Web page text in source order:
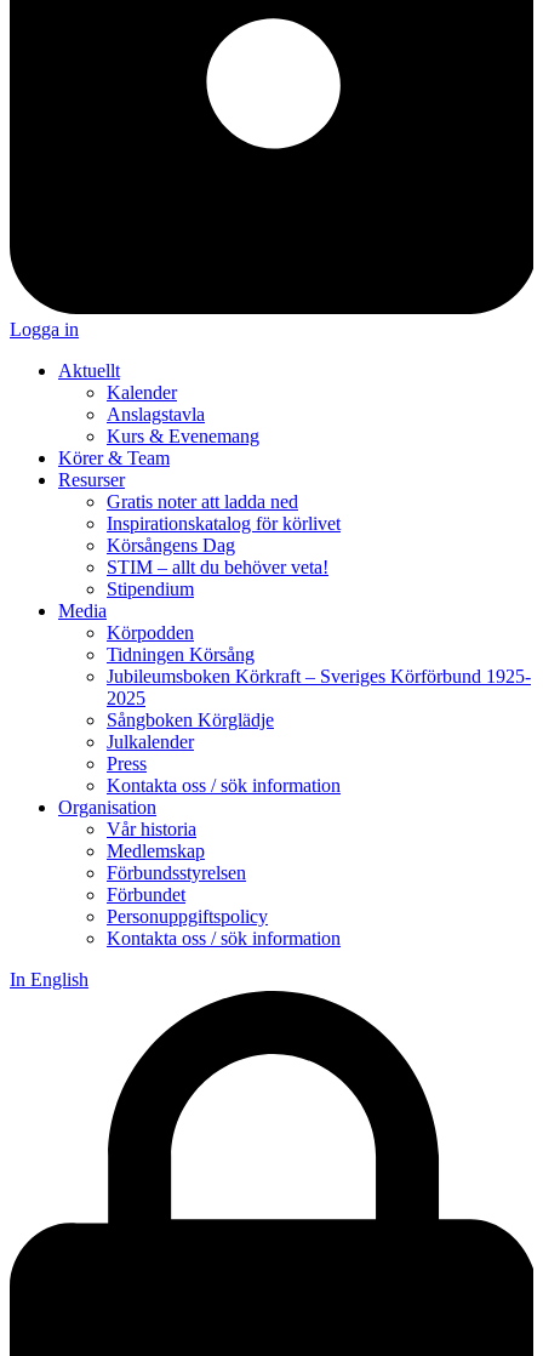
Logga in
Aktuellt
Kalender
Anslagstavla
Kurs & Evenemang
Körer & Team
Resurser
Gratis noter att ladda ned
Inspirationskatalog för körlivet
Körsångens Dag
STIM – allt du behöver veta!
Stipendium
Media
Körpodden
Tidningen Körsång
Jubileumsboken Körkraft – Sveriges Körförbund 1925-
2025
Sångboken Körglädje
Julkalender
Press
Kontakta oss / sök information
Organisation
Vår historia
Medlemskap
Förbundsstyrelsen
Förbundet
Personuppgiftspolicy
Kontakta oss / sök information
In English